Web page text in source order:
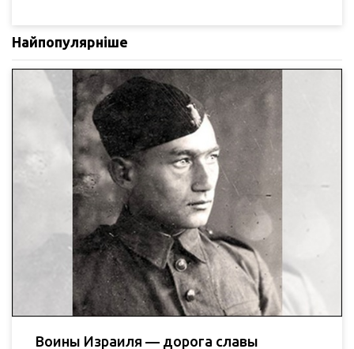
Найпопулярніше
Воины Израиля — дорога славы